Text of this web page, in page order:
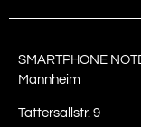
SMARTPHONE
Mannheim
Tattersallstr. 9